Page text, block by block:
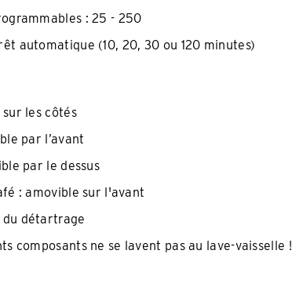
: 25 - 250
automatique (10, 20, 30 ou 120 minutes)
les côtés
par l’avant
par le dessus
: amovible sur l'avant
détartrage
composants ne se lavent pas au lave-vaisselle !